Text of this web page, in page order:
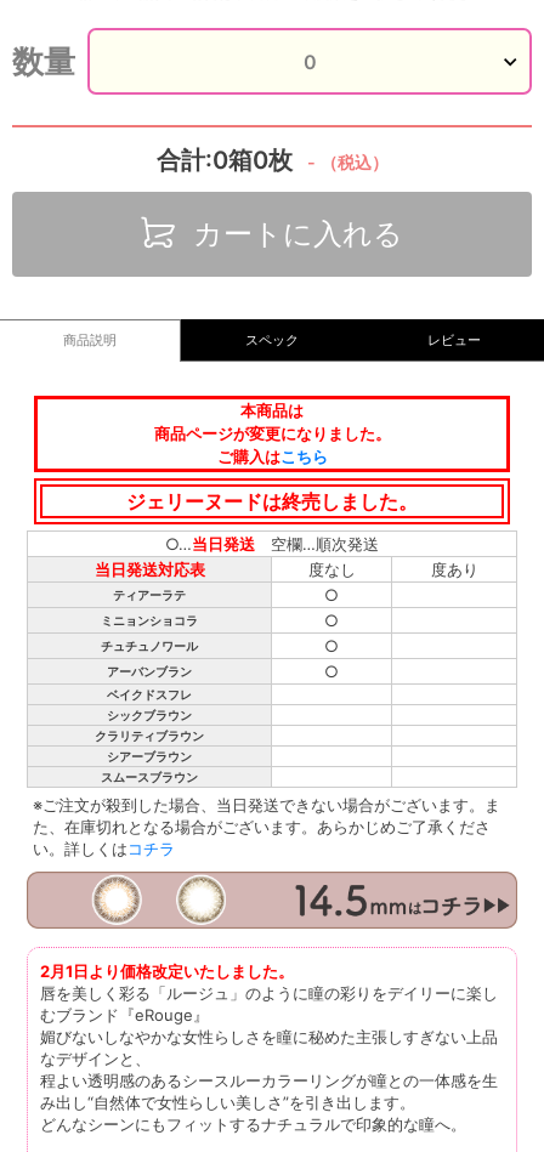
数量
合計:0箱0枚 - （税込）
カートに入れる
商品説明 スペック レビュー
本商品は
商品ページが変更になりました。
ご購入はこちら
ジェリーヌードは終売しました。
○…当日発送 空欄…順次発送
当日発送対応表
度なし 度あり
ティアーラテ ○
ミニョンショコラ ○
チュチュノワール ○
アーバンブラン ○
ベイクドスフレ
シックブラウン
クラリティブラウン
シアーブラウン
スムースブラウン
※ご注文が殺到した場合、当日発送できない場合がございます。ま
た、在庫切れとなる場合がございます。あらかじめご了承くださ
い。詳しくはコチラ
2月1日より価格改定いたしました。
唇を美しく彩る「ルージュ」のように瞳の彩りをデイリーに楽し
むブランド『eRouge』
媚びないしなやかな女性らしさを瞳に秘めた主張しすぎない上品
なデザインと、
程よい透明感のあるシースルーカラーリングが瞳との一体感を生
み出し“自然体で女性らしい美しさ”を引き出します。
どんなシーンにもフィットするナチュラルで印象的な瞳へ。